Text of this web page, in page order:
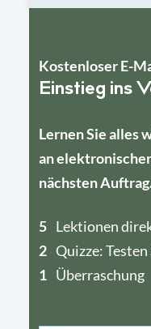
Kostenloser E-
Einstieg ins
Lernen Sie alles
an
nächsten
5 Lektionen
2 Quizze:
1 Überraschung
4
1